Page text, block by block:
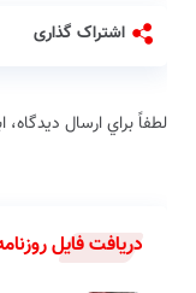
اشتراک گذاری
لطفاً براي ارسال
دریافت فایل